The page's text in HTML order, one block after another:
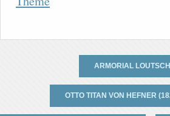
ARMORIAL LOUTSCH
OTTO TITAN VON HEFNER